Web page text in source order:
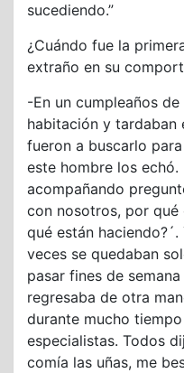
sucediendo.”
¿Cuándo fue la
extraño en su
-En un cumpleaños
habitación y tardaban
fueron a buscarlo
este hombre los echó.
acompañando
con nosotros, por
qué están
veces se quedaban
pasar fines de
regresaba de otra
durante mucho
especialistas. Todos
comía las uñas, me